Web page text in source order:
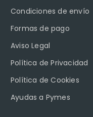
Condiciones de envío
Formas de pago
Aviso Legal
Política de Privacidad
Política de Cookies
Ayudas a Pymes